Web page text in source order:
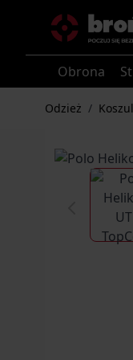
Obrona
Odzież /